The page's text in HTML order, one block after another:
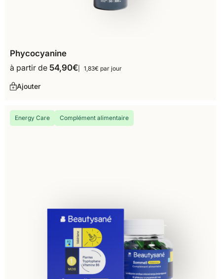
Phycocyanine
à partir de 54,90€ 1,83€ par jour
Ajouter
Energy Care Complément alimentaire